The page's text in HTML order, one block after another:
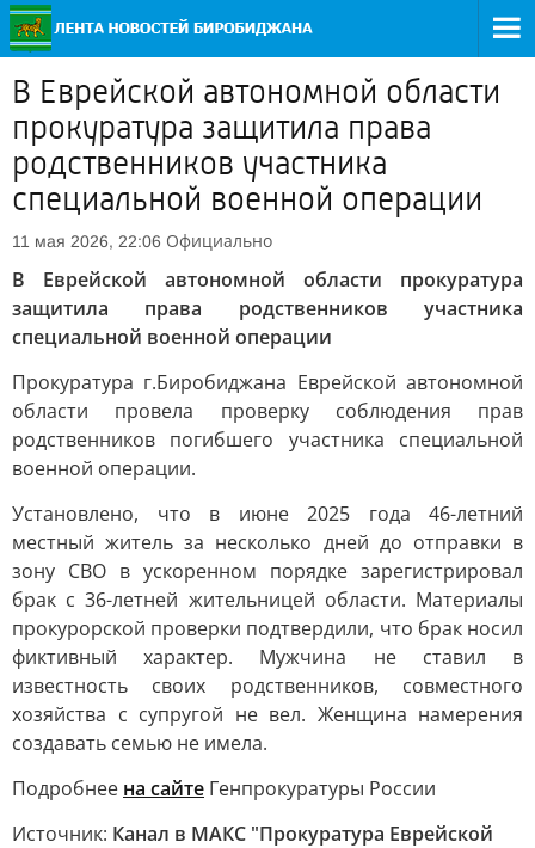
В Еврейской автономной области
прокуратура защитила права
родственников участника
специальной военной операции
11 мая 2026, 22:06 Официально
В Еврейской автономной области прокуратура
защитила права родственников участника
специальной военной операции
Прокуратура г.Биробиджана Еврейской автономной
области провела проверку соблюдения прав
родственников погибшего участника специальной
военной операции.
Установлено, что в июне 2025 года 46-летний
местный житель за несколько дней до отправки в
зону СВО в ускоренном порядке зарегистрировал
брак с 36-летней жительницей области. Материалы
прокурорской проверки подтвердили, что брак носил
фиктивный характер. Мужчина не ставил в
известность своих родственников, совместного
хозяйства с супругой не вел. Женщина намерения
создавать семью не имела.
Подробнее на сайте Генпрокуратуры России
Источник: Канал в МАКС "Прокуратура Еврейской